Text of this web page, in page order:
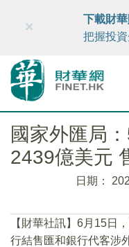
財華智庫網
×
下載財
把握投
國家外匯局
2439億美元
日期：
【財華社訊】6月15日
行結售匯和銀行代客涉